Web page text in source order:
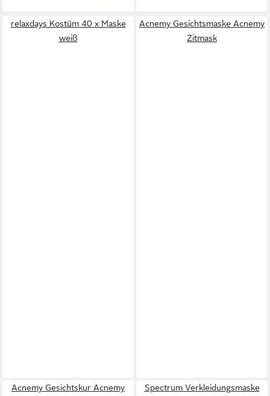
relaxdays Kostüm 40 x Maske
weiß
Acnemy Gesichtsmaske Acnemy
Zitmask
Acnemy Gesichtskur Acnemy
Spectrum Verkleidungsmaske